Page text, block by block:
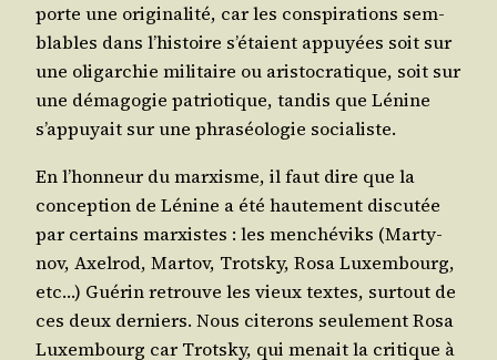
porte une ori­gi­na­li­té, car les conspi­ra­tions sem­
blables dans l’his­toire s’é­taient appuyées soit sur
une oli­gar­chie mili­taire ou aris­to­cra­tique, soit sur
une déma­go­gie patrio­tique, tan­dis que Lénine
s’ap­puyait sur une phra­séo­lo­gie socialiste.
En l’hon­neur du mar­xisme, il faut dire que la
concep­tion de Lénine a été hau­te­ment dis­cu­tée
par cer­tains mar­xistes : les men­ché­viks (Mar­ty­
nov, Axel­rod, Mar­tov, Trots­ky, Rosa Luxem­bourg,
etc…) Gué­rin retrouve les vieux textes, sur­tout de
ces deux der­niers. Nous cite­rons seule­ment Rosa
Luxem­bourg car Trots­ky, qui menait la cri­tique à